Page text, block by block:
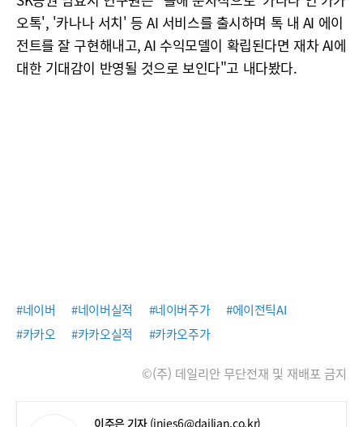
오톡', '카나나 서치' 등 AI 서비스를 출시하며 톡 내 AI 에이
전트를 잘 구현해내고, AI 수익모델이 확립된다면 재차 AI에
대한 기대감이 반영될 것으로 보인다"고 내다봤다.
#네이버 #네이버실적 #네이버주가
#에이전틱AI
#카카오
#카카오실적 #카카오주가
©(주) 데일리안 무단전재 및 재배포 금지
이주은 기자 (jnjes6@dailian.co.kr)